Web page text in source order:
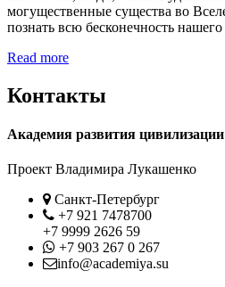
могущественные существа во
познать всю бесконечность
Read more
Контакты
Академия развития цивилизации
Проект Владимира Лукашенко
Location
Санкт-Петербург
Phone
+7 921 7478700
+7 9999 2626 59
Whatsapp
+7 903 267 0 267
Contact
info@academiya.su